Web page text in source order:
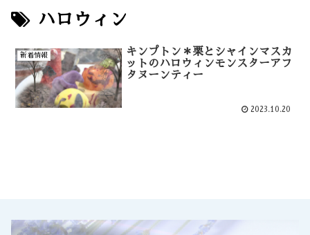
ハロウィン
新着情報
キンプトン＊栗とシャインマスカ
ットのハロウィンモンスターアフ
タヌーンティー
2023.10.20